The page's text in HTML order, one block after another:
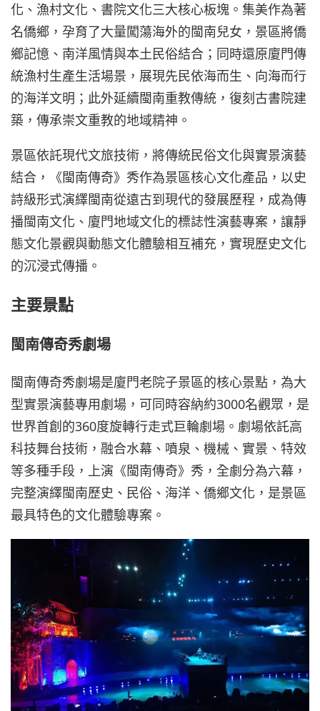
化、漁村文化、書院文化三大核心板塊。集美作為著
名僑鄉，孕育了大量闖蕩海外的閩南兒女，景區將僑
鄉記憶、南洋風情與本土民俗結合；同時還原廈門傳
統漁村生產生活場景，展現先民依海而生、向海而行
的海洋文明；此外延續閩南重教傳統，復刻古書院建
築，傳承崇文重教的地域精神。
景區依託現代文旅技術，將傳統民俗文化與實景演藝
結合，《閩南傳奇》秀作為景區核心文化產品，以史
詩級形式演繹閩南從遠古到現代的發展歷程，成為傳
播閩南文化、廈門地域文化的標誌性演藝專案，讓靜
態文化景觀與動態文化體驗相互補充，實現歷史文化
的沉浸式傳播。
主要景點
閩南傳奇秀劇場
閩南傳奇秀劇場是廈門老院子景區的核心景點，為大
型實景演藝專用劇場，可同時容納約3000名觀眾，是
世界首創的360度旋轉行走式巨輪劇場。劇場依託高
科技舞台技術，融合水幕、噴泉、機械、實景、特效
等多種手段，上演《閩南傳奇》秀，全劇分為六幕，
完整演繹閩南歷史、民俗、海洋、僑鄉文化，是景區
最具特色的文化體驗專案。